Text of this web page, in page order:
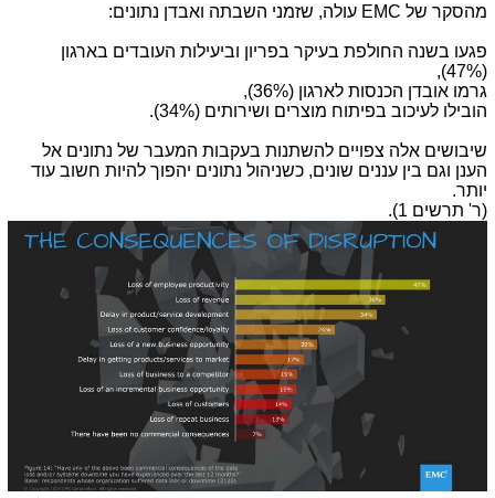
מהסקר של EMC עולה, שזמני השבתה ואבדן נתונים:
פגעו בשנה החולפת בעיקר בפריון וביעילות העובדים בארגון
(47%),
גרמו אובדן הכנסות לארגון (36%),
הובילו לעיכוב בפיתוח מוצרים ושירותים (34%).
שיבושים אלה צפויים להשתנות בעקבות המעבר של נתונים אל
הענן וגם בין עננים שונים, כשניהול נתונים יהפוך להיות חשוב עוד
יותר.
(ר' תרשים 1).